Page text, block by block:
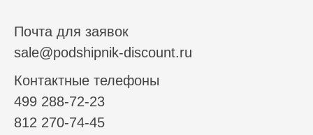
Почта для заявок
sale@podshipnik-discount.ru
Контактные телефоны
499 288-72-23
812 270-74-45